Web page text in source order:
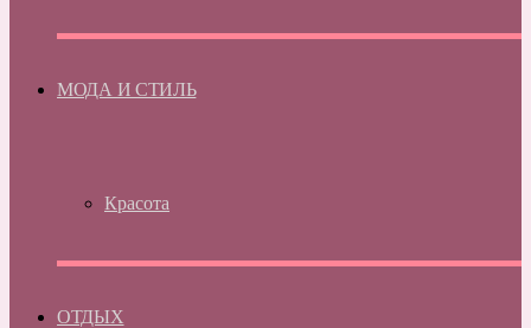
МОДА И СТИЛЬ
Красота
ОТДЫХ